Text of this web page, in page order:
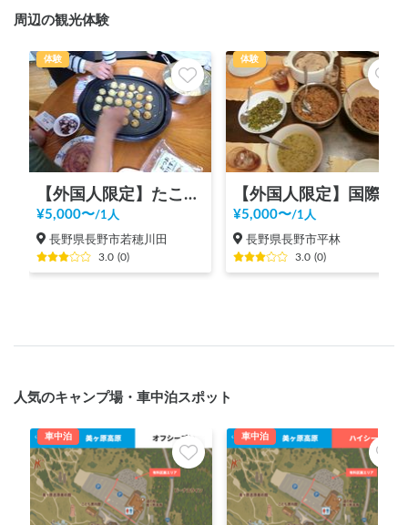
周辺の観光体験
体験
【外国人限定】たこ焼きパーティー
¥5,000〜/1人
長野県長野市若穂川田
3.0 (0)
体験
¥5,000〜/1人
長野県長野市平林
3.0 (0)
人気のキャンプ場・車中泊スポット
車中泊 車中泊